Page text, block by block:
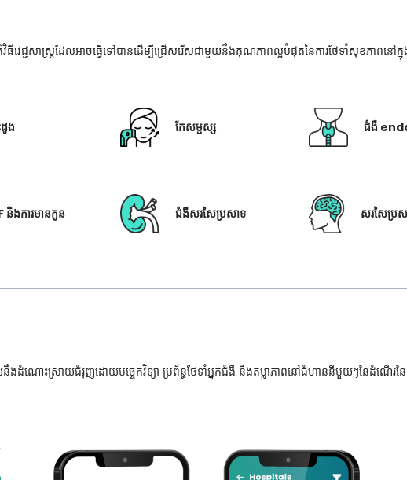
វេជ្ជសាស្រ្តដែលអាចធ្វើទៅបានដើម្បីជ្រើសរើសជាមួយនឹងគុណភាពល្អបំផុតនៃការថែទាំសុខភាពនៅក្
ង កែសម្ផស្ស ជំងឺ
និងការមានកូន ជំងឺសរសៃប្រសាទ សរសៃប្រ
យនឹងដំណោះស្រាយជំរុញដោយបច្ចេកវិទ្យា ប្រព័ន្ធថែទាំអ្នកជំងឺ និងតម្លាភាពនៅជំហាននីមួយៗនៃដំណើរនៃ